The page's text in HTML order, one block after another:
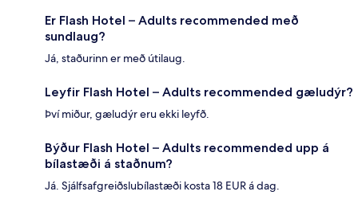
Er Flash Hotel – Adults recommended með
sundlaug?
Já, staðurinn er með útilaug.
Leyfir Flash Hotel – Adults recommended gæludýr?
Því miður, gæludýr eru ekki leyfð.
Býður Flash Hotel – Adults recommended upp á
bílastæði á staðnum?
Já. Sjálfsafgreiðslubílastæði kosta 18 EUR á dag.